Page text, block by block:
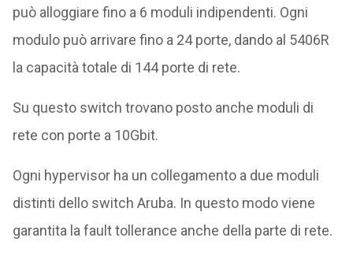
può alloggiare fino a 6 moduli indipendenti. Ogni
modulo può arrivare fino a 24 porte, dando al 5406R
la capacità totale di 144 porte di rete.
Su questo switch trovano posto anche moduli di
rete con porte a 10Gbit.
Ogni hypervisor ha un collegamento a due moduli
distinti dello switch Aruba. In questo modo viene
garantita la fault tollerance anche della parte di rete.